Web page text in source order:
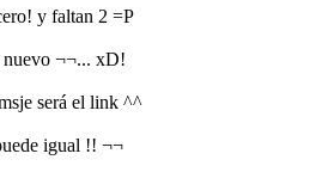
y faltan 2 =P
nuevo ¬¬... xD!
será el link ^^
igual !! ¬¬